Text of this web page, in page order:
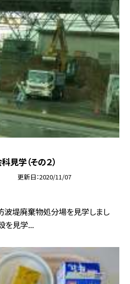
学（その２）
更新日 2020/11/07
波堤廃棄物処分場を見学しまし
を見学...